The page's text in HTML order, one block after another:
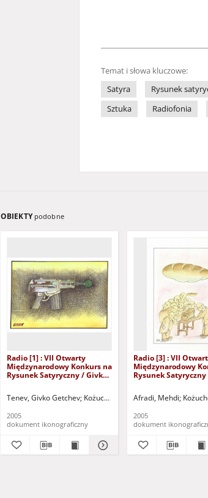
Temat i słowa kluczowe:
Satyra
Rysunek
Sztuka
Radiofonia
OBIEKTY podobne
Radio [1] : VII Otwarty
Międzynarodowy Konkurs na
Rysunek Satyryczny / Givko
Tenev, Givko Getchev Kożuchowski Ośrodek Kultury i
2005
dokument ikonograficzny
Radio [3] : VII
Międzynarodowy
Rysunek
Afradi, Mehdi
2005
dokument